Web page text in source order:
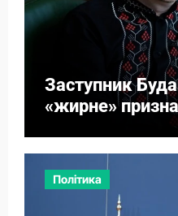
Заступник
«жирне»
Політика